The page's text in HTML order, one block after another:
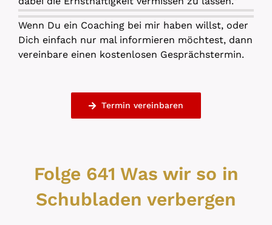
Wenn Du ein Coaching bei mir haben willst, oder
Dich einfach nur mal informieren möchtest, dann
vereinbare einen kostenlosen Gesprächstermin.
Termin vereinbaren
Folge 641 Was wir so in
Schubladen verbergen